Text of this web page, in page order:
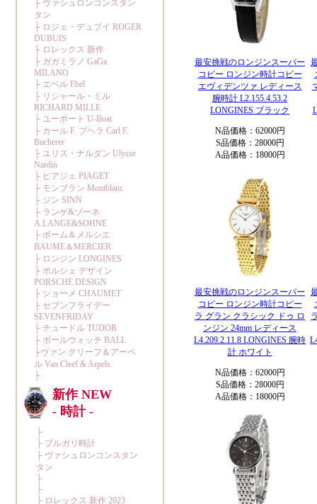
最安挑戦のロンジンスーパー
コピー ロンジン時計コピー
エヴィデンツァ レディース
腕時計 L2.155.4.53.2
LONGINES ブラック
N品価格：62000円
S品価格：28000円
A品価格：18000円
最安挑戦のロンジンスーパー
コピー ロンジン時計コピー
ラ グラン クラシック ドゥ ロ
ンジン 24mm レディース
L4.209.2.11.8 LONGINES 腕時
計 ホワイト
N品価格：62000円
S品価格：28000円
A品価格：18000円